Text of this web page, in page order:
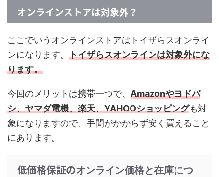
オンラインストアは対象外？
ここでいうオンラインストアはトイザらスオンライ
ンになります。 トイザらスオンラインは対象外にな
ります。
今回のメリットは携帯一つで、 Amazonやヨドバ
シ、ヤマダ電機、楽天、YAHOOショッピングも対
象になりますので、手間がかからず安く買えること
にあります。
低価格保証のオンライン価格と在庫につ